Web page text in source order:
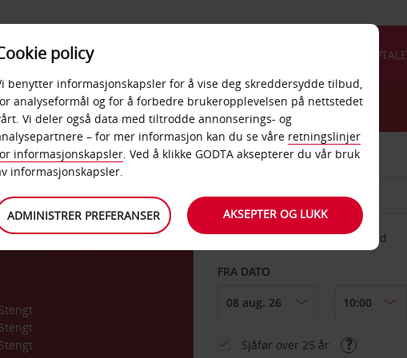
PRODUKTER BEDRIFTSAVTALE
Stengt
Stengt
Stengt
HENT FRA
Velg et annet leveringssted
FRA DATO
Sjåfør over 25 år
policy
benytter informasjonskapsler for å vise deg skreddersydde tilbud,
analyseformål og for å forbedre brukeropplevelsen på nettstedet
Vi deler også data med tiltrodde annonserings- og
– for mer informasjon kan du se våre retningslinjer
informasjonskapsler. Ved å klikke GODTA aksepterer du vår bruk
informasjonskapsler.
ADMINISTRER PREFERANSER AKSEPTER OG LUKK